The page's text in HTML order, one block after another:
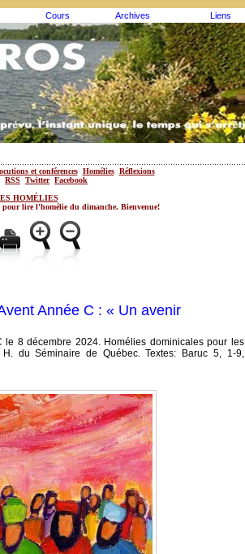
Cours Archives Liens
et conférences Homélies Réflexions
RSS Twitter Facebook
HOMÉLIES
lire l'homélie du dimanche. Bienvenue!
Année C : « Un avenir
8 décembre 2024. Homélies dominicales pour les
du Séminaire de Québec. Textes: Baruc 5, 1-9,